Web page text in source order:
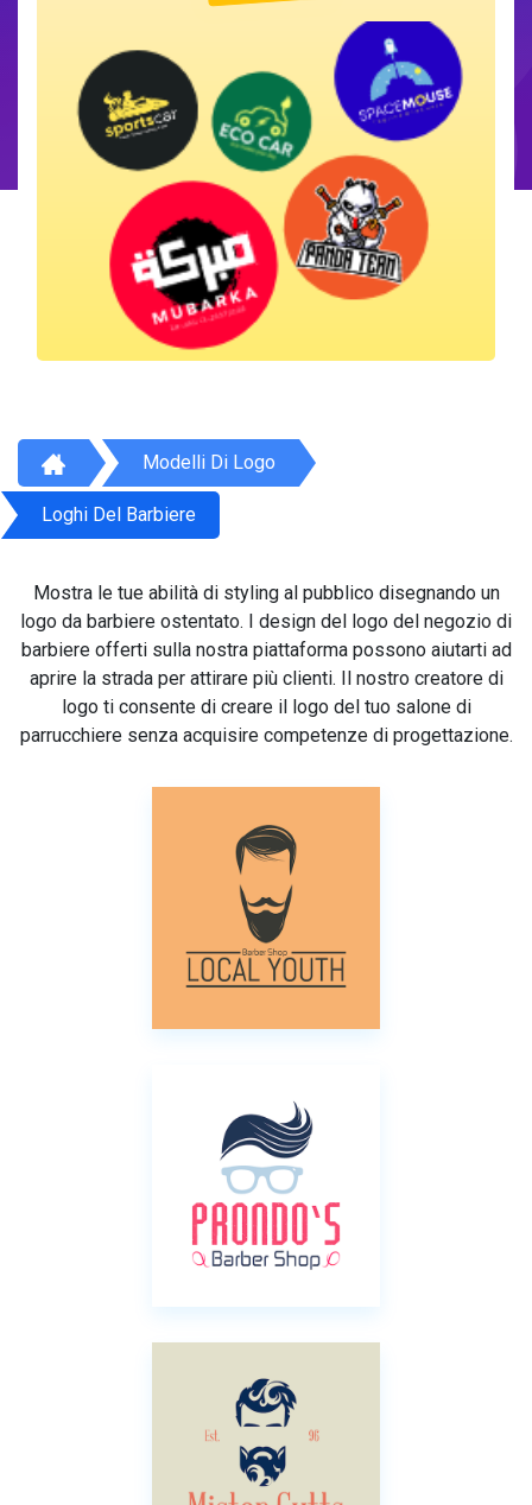
Modelli Di Logo
Loghi Del Barbiere
Mostra le tue abilità di styling al pubblico disegnando un
logo da barbiere ostentato. I design del logo del negozio di
barbiere offerti sulla nostra piattaforma possono aiutarti ad
aprire la strada per attirare più clienti. Il nostro creatore di
logo ti consente di creare il logo del tuo salone di
parrucchiere senza acquisire competenze di progettazione.